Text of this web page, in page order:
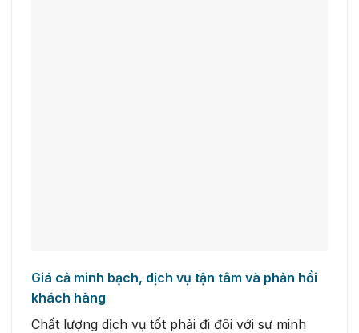
Giá cả minh bạch, dịch vụ tận tâm và phản hồi
khách hàng
Chất lượng dịch vụ tốt phải đi đôi với sự minh